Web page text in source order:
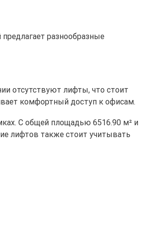
разнообразные
отсутствуют лифты, что стоит
комфортный доступ к офисам.
С общей площадью 6516.90 м² и
лифтов также стоит учитывать